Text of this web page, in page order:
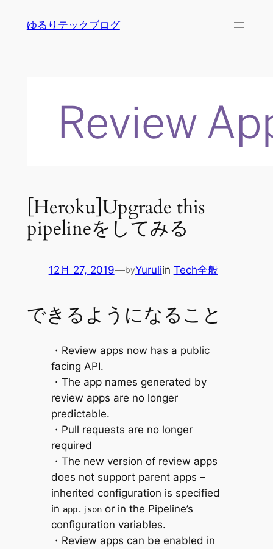
ゆるりテックブログ
[Heroku]Upgrade this
pipelineをしてみる
12月 27, 2019—byYuruliin Tech全般
できるようになること
・Review apps now has a public
facing API.
・The app names generated by
review apps are no longer
predictable.
・Pull requests are no longer
required
・The new version of review apps
does not support parent apps –
inherited configuration is specified
in app.jsonor in the Pipeline’s
configuration variables.
・Review apps can be enabled in